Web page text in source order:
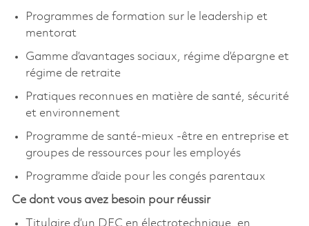
Programmes de formation sur le leadership et
mentorat
Gamme d’avantages sociaux, régime d’épargne et
régime de retraite
Pratiques reconnues en matière de santé, sécurité
et environnement
Programme de santé-mieux -être en entreprise et
groupes de ressources pour les employés
Programme d’aide pour les congés parentaux
Ce dont vous avez besoin pour réussir
Titulaire d’un DEC en électrotechnique, en